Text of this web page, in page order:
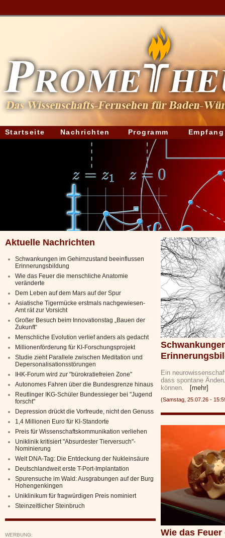
Startseite Nachrichten Programm Empfang
Aktuelle Nachrichten
Schwankungen im Gehirnzustand beeinflussen
Erinnerungsbildung
Wie das Feuer die menschliche Anatomie
veränderte
Dem Leben auf dem Mars auf der Spur
Asiatische Tigermücke erstmals nachgewiesen-
Amt rät zur Vorsicht
Großer Besuch beim Innovationstag „Bauen der
Zukunft“
Menschliche Evolution verlief anders als gedacht
Millionenförderung für KI-Forschungsprojekt
Studie zieht Parallele zwischen Meditation und
Depersonalisationsstörungen
IHK-Forum wird zur "bürokratiefreien Zone"
Autonomes Fahren über die Bundesgrenze hinaus
Reutlinger IKG-Schüler Bundessieger bei "Jugend
forscht"
Depression drückt die Vorfreude, nicht den Genuss
1,4 Millionen Euro für KI-Standorte
Preis für Wissenschaftskommunikation verliehen
Uniklinik kritisiert "Absurdester Tierversuch"-
Nominierung
Welt DNA-Tag: Die Entdeckung der Nukleinsäure
Deutschlandweit erste T-Port-Implantation
Spurensuche im Wald: Ausgrabungen auf der Burg
Hohengenkingen
Uniklinikum für fragwürdigen Preis nominiert
Steinzeitlicher Steinbruch
WERBUNG:
Ein
dass spontane
können.
[mehr]
(Samstag, 25.07.26 -
Wie das